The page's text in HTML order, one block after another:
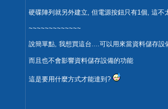
硬碟陣列就另外建立, 但電源按鈕只有1個, 這不
~~~~~~~~~~~~~
說簡單點, 我想買這台....可以用來當資料儲存設
而且也不會影響資料儲存設備的功能
這是要用什麼方式才能達到?